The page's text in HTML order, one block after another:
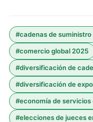
#cadenas de suministro
#comercio global 2025
#diversificación de
#diversificación de
#economía de servicios
#elecciones de jueces